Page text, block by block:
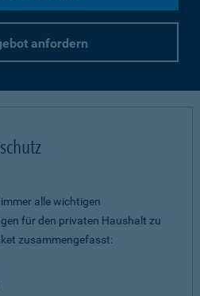
anfordern
alle wichtigen
für den privaten Haushalt zu
zusammengefasst: